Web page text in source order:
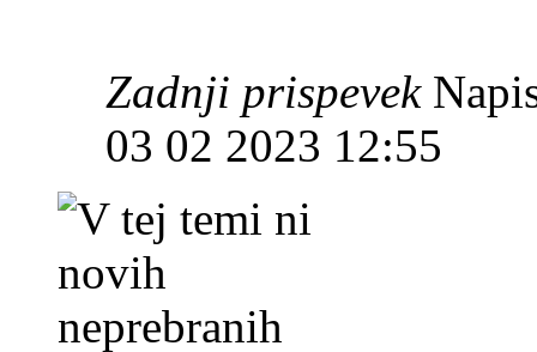
Zadnji prispevek
03 02 2023 12:55